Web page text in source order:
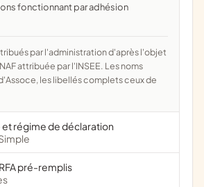
fonctionnant par adhésion
attribuée par l'INSEE. Les noms
les libellés complets ceux de
régime de déclaration
pré-remplis